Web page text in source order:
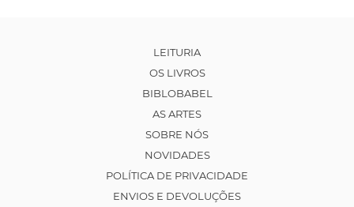
LEITURIA
OS LIVROS
BIBLOBABEL
AS ARTES
SOBRE NÓS
NOVIDADES
POLÍTICA DE PRIVACIDADE
ENVIOS E DEVOLUÇÕES